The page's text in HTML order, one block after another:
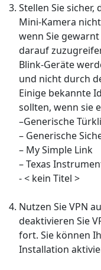
Stellen Sie
Mini-Kamera
wenn Sie
darauf
Blink-Geräte
und nicht durch
Einige bekannte
sollten, wenn sie
–Generische
– Generische
– My Simple Link
– Texas
- < kein Titel >
Nutzen Sie VPN
deaktivieren Sie
fort. Sie können
Installation